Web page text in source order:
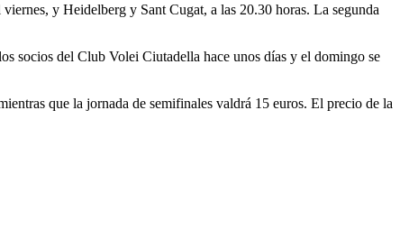
y Heidelberg y Sant Cugat, a las 20.30 horas. La segunda
socios del Club Volei Ciutadella hace unos días y el domingo se
que la jornada de semifinales valdrá 15 euros. El precio de la